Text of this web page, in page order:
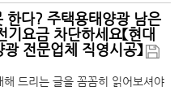
한다? 주택용태양광 남은
요금 차단하세요【현대
전문업체 직영시공】
드리는 글을 꼼꼼히 읽어보셔야